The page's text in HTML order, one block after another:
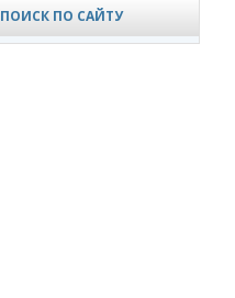
ПОИСК ПО САЙТУ